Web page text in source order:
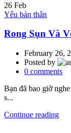
26 Feb
Yêu bản thân
Rong Sụn Và
February 26,
Posted by
0 comments
Bạn đã bao giờ
s...
Continue reading